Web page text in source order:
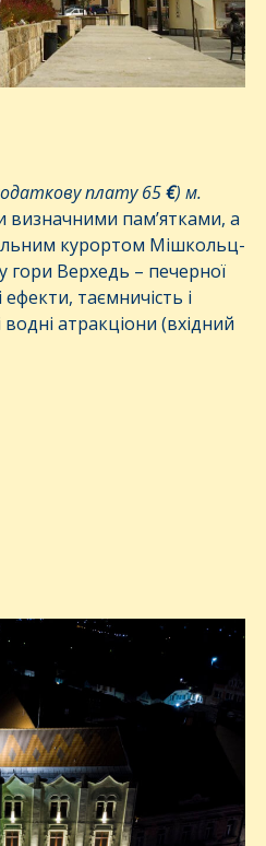
плату 65€) м.
визначними пам’ятками, а
курортом Мішкольц-
гори Верхедь – печерної
таємничість і
атракціони (вхідний